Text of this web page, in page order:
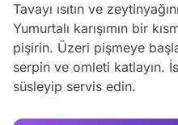
Tavayı ısıtın ve
Yumurtalı karışımın bir
pişirin. Üzeri pişmeye
serpin ve omleti katlayın.
süsleyip servis edin.